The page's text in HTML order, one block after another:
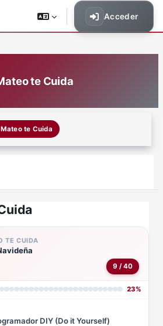
Acceder
te Cuida
te Cuida
TE CUIDA
9 / 40
23%
DIY (Do it Yourself)